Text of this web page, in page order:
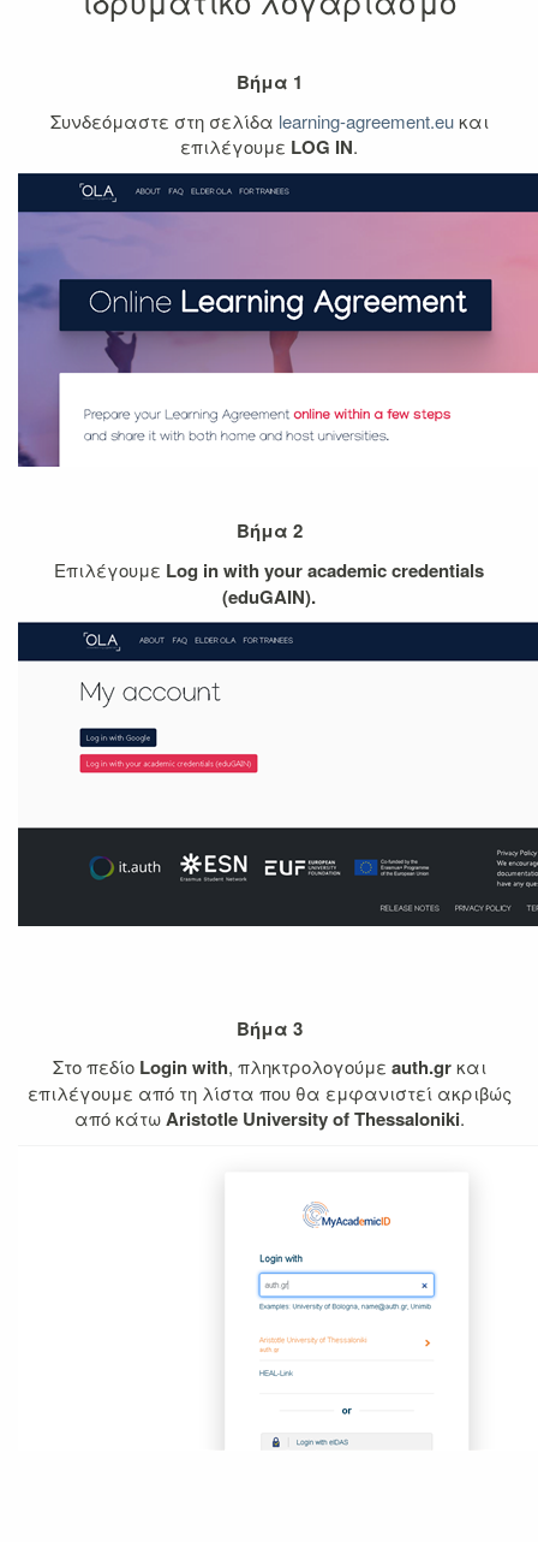
Βήμα 1
Συνδεόμαστε στη σελίδα learning-agreement.euκαι
επιλέγουμε LOG IN.
Βήμα 2
Επιλέγουμε Log in with your academic credentials
(eduGAIN).
Βήμα 3
Στο πεδίο Login with, πληκτρολογούμε auth.grκαι
επιλέγουμε από τη λίστα που θα εμφανιστεί ακριβώς
από κάτωAristotle University of Thessaloniki.